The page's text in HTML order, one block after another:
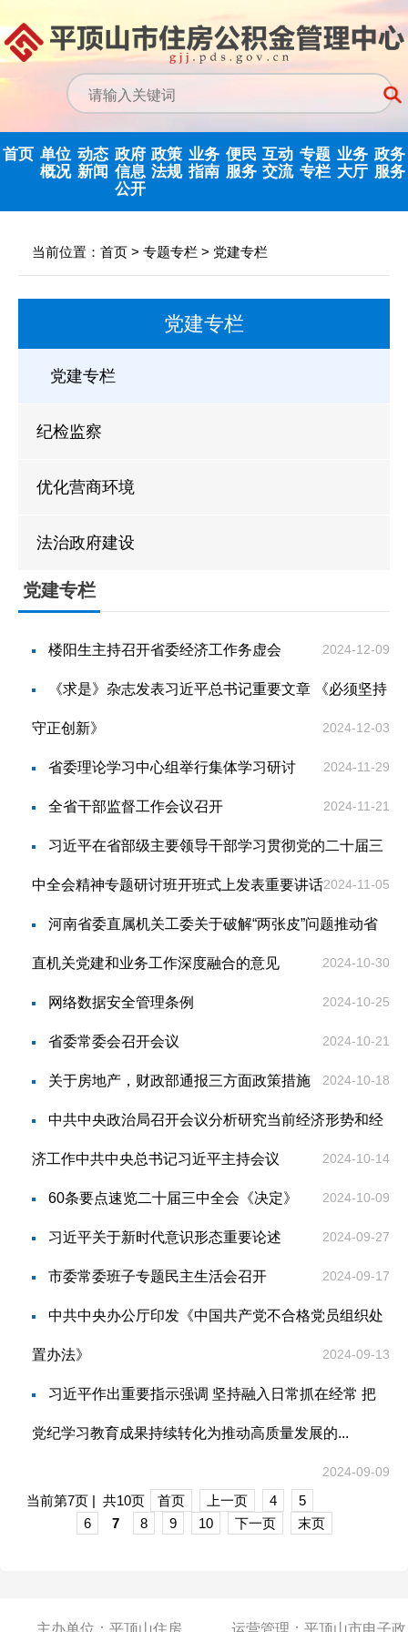
首页 单位
概况
决策机构
内设科室
动态
新闻
行业新闻
政府
信息
公开
信息公开制度
政府信息公开
政策
法规
国家政策法规
省级政策法规
业务
指南
提取业务指南
贷款业务指南
便民
服务
利率公告
互动
交流
互动反馈
专题
专栏
纪检监察
业务
大厅
省政务
政务
服务
当前位置： 首页 > 专题专栏 > 党建专栏
党建专栏
党建专栏
纪检监察
优化营商环境
法治政府建设
党建专栏
楼阳生主持召开省委经济工作务虚会 2024-12-09
《求是》杂志发表习近平总书记重要文章 《必须坚持
守正创新》 2024-12-03
省委理论学习中心组举行集体学习研讨 2024-11-29
全省干部监督工作会议召开 2024-11-21
习近平在省部级主要领导干部学习贯彻党的二十届三
中全会精神专题研讨班开班式上发表重要讲话2024-11-05
河南省委直属机关工委关于破解“两张皮”问题推动省
直机关党建和业务工作深度融合的意见 2024-10-30
网络数据安全管理条例 2024-10-25
省委常委会召开会议 2024-10-21
关于房地产，财政部通报三方面政策措施 2024-10-18
中共中央政治局召开会议分析研究当前经济形势和经
济工作中共中央总书记习近平主持会议 2024-10-14
60条要点速览二十届三中全会《决定》 2024-10-09
习近平关于新时代意识形态重要论述 2024-09-27
市委常委班子专题民主生活会召开 2024-09-17
中共中央办公厅印发《中国共产党不合格党员组织处
置办法》 2024-09-13
习近平作出重要指示强调 坚持融入日常抓在经常 把
党纪学习教育成果持续转化为推动高质量发展的...
2024-09-09
当前第7页 | 共10页 首页 上一页 4
5
6
7 8 9 10 下一页 末页